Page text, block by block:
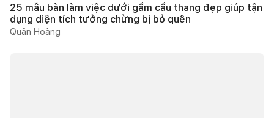
25 mẫu bàn làm việc dưới gầm cầu thang đẹp giúp tận
dụng diện tích tưởng chừng bị bỏ quên
Quân Hoàng